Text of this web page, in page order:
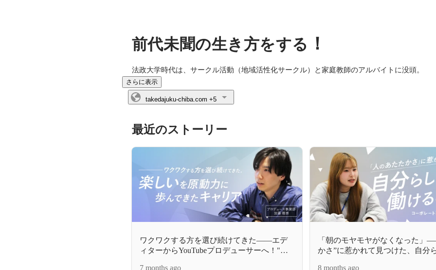
前代未聞の生き方をする ！
法政大学時代は、サークル活動（地域活性化サークル）と家庭教師のアルバイトに没頭。
さらに表示
takedajuku-chiba.com +5
最近のストーリー
ワクワクする方を選び続けてきた——エデ
ィターからYouTubeプロデューサーへ！"楽
7 months ago
「朝のモヤモヤがなくなった」
かさ”に惹かれて見つけた、自分
8 months ago